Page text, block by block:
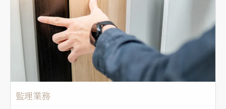
監理業務